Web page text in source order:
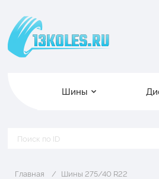
Шины
Главная Шины 275/40 R22